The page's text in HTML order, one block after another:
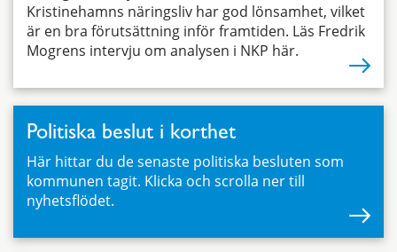
Kristinehamns näringsliv har god lönsamhet, vilket
är en bra förutsättning inför framtiden. Läs Fredrik
Mogrens intervju om analysen i NKP här.
Politiska beslut i korthet
Här hittar du de senaste politiska besluten som
kommunen tagit. Klicka och scrolla ner till
nyhetsflödet.